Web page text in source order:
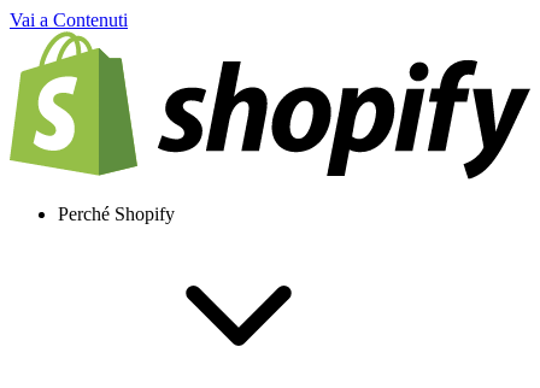
Vai a Contenuti
Perché Shopify